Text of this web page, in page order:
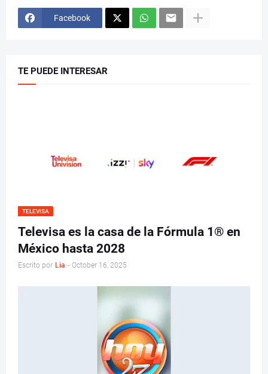
Facebook
TE PUEDE INTERESAR
TELEVISA
Televisa es la casa de la Fórmula 1® en
México hasta 2028
Escrito por Lia - October 16, 2025